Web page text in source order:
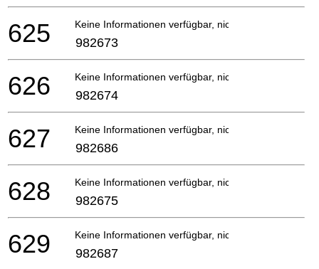
Keine Informationen verfügbar, nicht bestellbar
625 982673
Keine Informationen verfügbar, nicht bestellbar
626 982674
Keine Informationen verfügbar, nicht bestellbar
627 982686
Keine Informationen verfügbar, nicht bestellbar
628 982675
Keine Informationen verfügbar, nicht bestellbar
629 982687